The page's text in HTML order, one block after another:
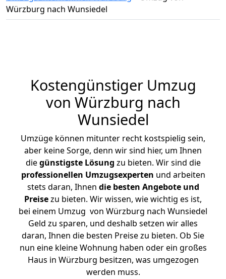
Würzburg nach Wunsiedel
Kostengünstiger Umzug
von Würzburg nach
Wunsiedel
Umzüge können mitunter recht kostspielig sein,
aber keine Sorge, denn wir sind hier, um Ihnen
diegünstigste Lösung zu bieten. Wir sind die
professionellen Umzugsexperten und arbeiten
stets daran, Ihnen die besten Angebote und
Preisezu bieten. Wir wissen, wie wichtig es ist,
bei einem Umzug von Würzburg nach Wunsiedel
Geld zu sparen, und deshalb setzen wir alles
daran, Ihnen die besten Preise zu bieten. Ob Sie
nun eine kleine Wohnung haben oder ein großes
Haus in Würzburg besitzen, was umgezogen
werden muss.